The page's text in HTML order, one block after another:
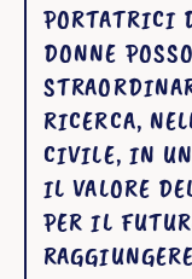
PORTATRICI
DONNE
RICERCA,
CIVILE, IN
IL VALORE
PER IL